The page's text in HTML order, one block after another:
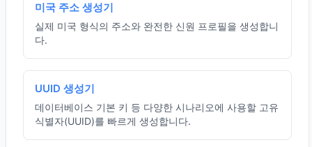
미국 주소 생성기
실제 미국 형식의 주소와 완전한 신원 프로필을 생성합니
다.
UUID 생성기
데이터베이스 기본 키 등 다양한 시나리오에 사용할 고유
식별자(UUID)를 빠르게 생성합니다.